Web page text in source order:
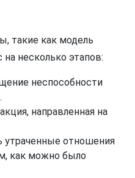
такие как модель
несколько этапов:
неспособности
направленная на
утраченные отношения
как можно было